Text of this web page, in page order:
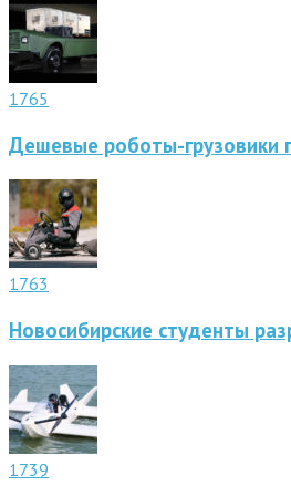
1765
Дешевые роботы-грузовики
1763
Новосибирские студенты
1739